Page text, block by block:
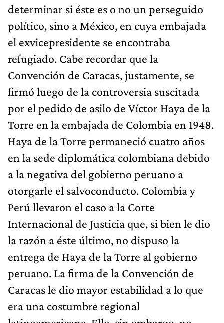
determinar si éste es o no un perseguido
político, sino a México, en cuya embajada
el exvicepresidente se encontraba
refugiado. Cabe recordar que la
Convención de Caracas, justamente, se
firmó luego de la controversia suscitada
por el pedido de asilo de Víctor Haya de la
Torre en la embajada de Colombia en 1948.
Haya de la Torre permaneció cuatro años
en la sede diplomática colombiana debido
a la negativa del gobierno peruano a
otorgarle el salvoconducto. Colombia y
Perú llevaron el caso a la Corte
Internacional de Justicia que, si bien le dio
la razón a éste último, no dispuso la
entrega de Haya de la Torre al gobierno
peruano. La firma de la Convención de
Caracas le dio mayor estabilidad a lo que
era una costumbre regional